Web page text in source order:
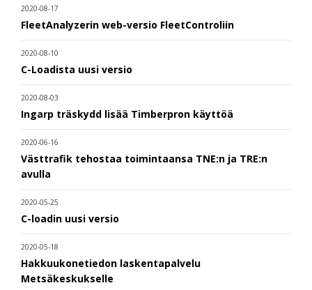
2020-08-17
FleetAnalyzerin web-versio FleetControliin
2020-08-10
C-Loadista uusi versio
2020-08-03
Ingarp träskydd lisää Timberpron käyttöä
2020-06-16
Västtrafik tehostaa toimintaansa TNE:n ja TRE:n
avulla
2020-05-25
C-loadin uusi versio
2020-05-18
Hakkuukonetiedon laskentapalvelu
Metsäkeskukselle